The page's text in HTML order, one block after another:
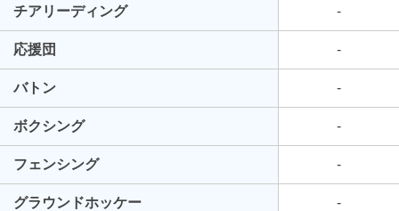
チアリーディング -
応援団 -
バトン -
ボクシング -
フェンシング -
グラウンドホッケー -